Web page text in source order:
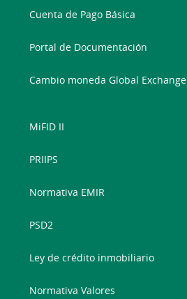
Cuenta de Pago Básica
Portal de Documentación
Cambio moneda Global Exchange
MiFID II
PRIIPS
Normativa EMIR
PSD2
Ley de crédito inmobiliario
Normativa Valores